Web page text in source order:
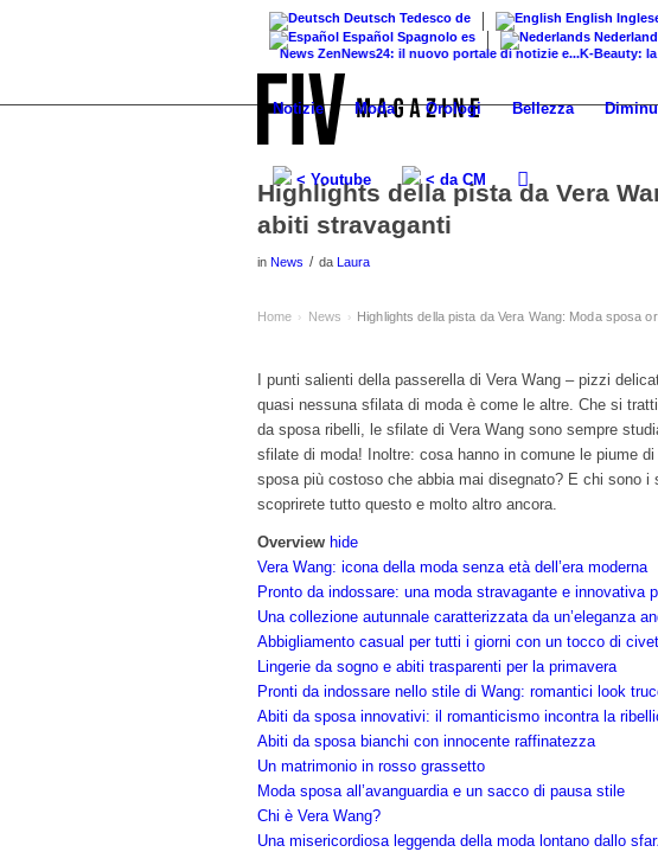
Deutsch Tedesco de English
Español Spagnolo es
News ZenNews24: il nuovo portale di notizie e...K-Beauty: la cura
Notizie Moda Orologi Bellezza
< Youtube < da CM
Highlights della pista da Vera
abiti stravaganti
in News / da Laura
Home › News › Highlights della pista da Vera Wang: Moda sposa
I punti salienti della passerella di Vera Wang – pizzi
quasi nessuna sfilata di moda è come le altre. Che si
da sposa ribelli, le sfilate di Vera Wang sono sempre
sfilate di moda! Inoltre: cosa hanno in comune le piume
sposa più costoso che abbia mai disegnato? E chi sono
scoprirete tutto questo e molto altro ancora.
Overview hide
Vera Wang: icona della moda senza età dell’era moderna
Pronto da indossare: una moda stravagante e innovativa
Una collezione autunnale caratterizzata da un’eleganza
Abbigliamento casual per tutti i giorni con un tocco di
Lingerie da sogno e abiti trasparenti per la primavera
Pronti da indossare nello stile di Wang: romantici look
Abiti da sposa innovativi: il romanticismo incontra la
Abiti da sposa bianchi con innocente raffinatezza
Un matrimonio in rosso grassetto
Moda sposa all’avanguardia e un sacco di pausa stile
Chi è Vera Wang?
Una misericordiosa leggenda della moda lontano dallo